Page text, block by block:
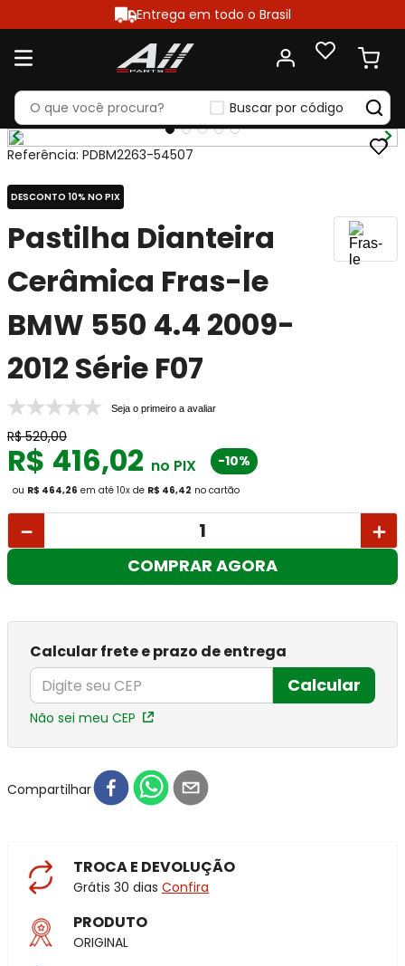
Entrega em todo o Brasil
Buscar por código
Referência: PDBM2263-54507
DESCONTO 10% NO PIX
Pastilha Dianteira
Cerâmica Fras-le
BMW 550 4.4 2009-
2012 Série F07
Seja o primeiro a avaliar
R$ 520,00
R$ 416,02 no PIX -10%
ou R$ 464,26 em até 10x de R$ 46,42 no cartão
＋
－
COMPRAR AGORA
Calcular frete e prazo de entrega
Calcular
Não sei meu CEP
Compartilhar
TROCA E DEVOLUÇÃO
Grátis 30 dias Confira
PRODUTO
ORIGINAL